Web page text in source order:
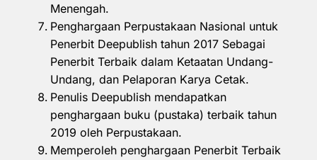
Menengah.
Penghargaan Perpustakaan Nasional untuk
Penerbit Deepublish tahun 2017 Sebagai
Penerbit Terbaik dalam Ketaatan Undang-
Undang, dan Pelaporan Karya Cetak.
Penulis Deepublish mendapatkan
penghargaan buku (pustaka) terbaik tahun
2019 oleh Perpustakaan.
Memperoleh penghargaan Penerbit Terbaik